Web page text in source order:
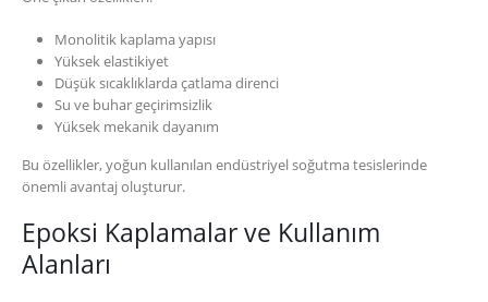
Monolitik kaplama yapısı
Yüksek elastikiyet
Düşük sıcaklıklarda çatlama direnci
Su ve buhar geçirimsizlik
Yüksek mekanik dayanım
Bu özellikler, yoğun kullanılan endüstriyel soğutma tesislerinde
önemli avantaj oluşturur.
Epoksi Kaplamalar ve Kullanım
Alanları